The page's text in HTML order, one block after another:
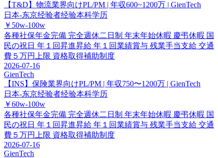
【T&D】物流業界向けPL/PM | 年収600~1200万 | GienTech
日本-东京经验者经验本科学历
￥50w-100w
各種社保年金完備 完全週休二日制 年末年始休暇 慶弔休暇 国
民の祝日 年１回昇進昇給 年１回業績賞与 残業手当支給 交通
費５万円上限 資格取得補助制度
2026-07-16
GienTech
【INS】保険業界向けPL/PM | 年収750〜1200万 | GienTech
日本-东京经验者经验本科学历
￥60w-100w
各種社保年金完備 完全週休二日制 年末年始休暇 慶弔休暇 国
民の祝日 年１回昇進昇給 年１回業績賞与 残業手当支給 交通
費５万円上限 資格取得補助制度
2026-07-16
GienTech